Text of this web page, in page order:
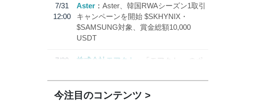
7/31
12:00
Aster
Aster、韓国RWAシーズン1取引
キャンペーンを開始 $SKHYNIX・
$SAMSUNG対象、賞金総額10,000
USDT
7/30
株式会社モアクト
「モアクト」 のポ
「 JPYC」を追加
今注目のコンテンツ